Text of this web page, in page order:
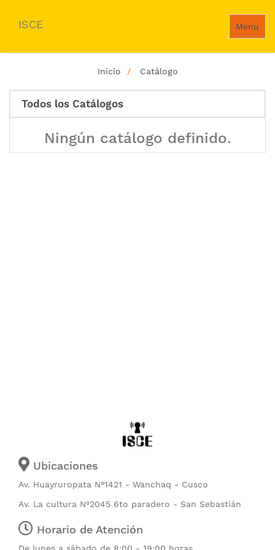
Menu
ISCE
Inicio Catálogo
Todos los Catálogos
Ningún catálogo definido.
Ubicaciones
Av. Huayruropata N°1421 - Wanchaq - Cusco
Av. La cultura N°2045 6to paradero - San Sebastián
Horario de Atención